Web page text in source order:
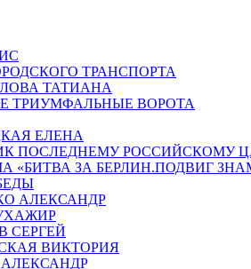
ТРАНСПОРТА
ТАТИАНА
ТРИУМФАЛЬНЫЕ ВОРОТА
ЕЛЕНА
ПОСЛЕДНЕМУ РОССИЙСКОМУ
«БИТВА ЗА БЕРЛИН.ПОДВИГ
АЛЕКСАНДР
СЕРГЕЙ
ВИКТОРИЯ